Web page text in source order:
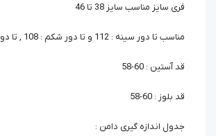
فری سایز مناسب سایز 38 تا 46
مناسب تا دور سینه : 112 و تا دور شکم : 108 , تا دور بازو : 40
قد آستین : 60-58
قد بلوز : 60-58
جدول اندازه گیری دامن :